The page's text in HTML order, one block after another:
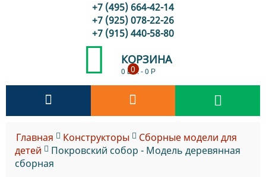
+7 (495) 664-42-14
+7 (925) 078-22-26
+7 (915) 440-58-80
КОРЗИНА
0 шт.-0 Р
0
Главная Конструкторы
Сборные модели для
детей
Покровский собор - Модель деревянная
сборная